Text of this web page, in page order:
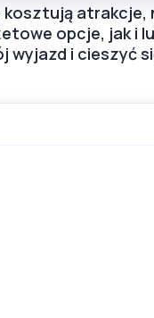
atrakcje,
opcje, jak i
wyjazd i cieszyć